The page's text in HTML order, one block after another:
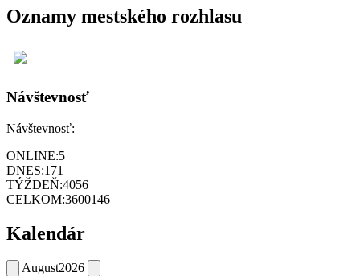
Oznamy mestského rozhlasu
Návštevnosť
Návštevnosť:
ONLINE:5
DNES:171
TÝŽDEŇ:4056
CELKOM:3600146
Kalendár
August2026